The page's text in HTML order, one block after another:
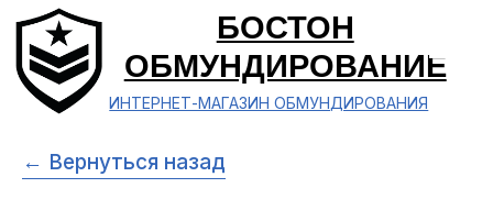
БОСТОН
ОБМУНДИРОВАНИЕ
ИНТЕРНЕТ-МАГАЗИН ОБМУНДИРОВАНИЯ
← Вернуться назад